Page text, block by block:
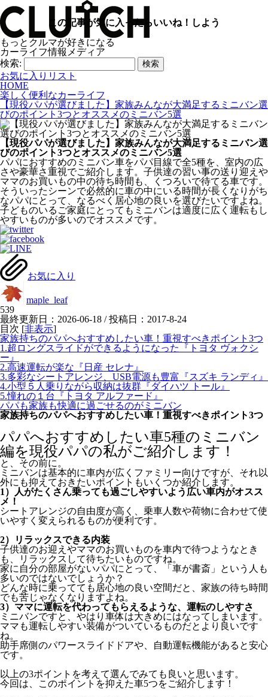
もっとクルマが好きになる
カーライフ情報メディア
検索:
お気に入りリスト
HOME
楽しく便利なカーライフ
【現役パパが選びました】家族みんなが大満足するミニバン選
びのポイント3つとオススメのミニバン5選
【現役パパが選びました】家族みんなが大満足するミニバン選
びのポイント3つとオススメのミニバン5選
パパにおすすめのミニバン車をパパ目線で全5種を、室内の広
さや豪華さ重視でご紹介します。子供達の習い事の送り迎えや
ママのお買いもの中の待ち時間も、くつろいで待てる車です。
そういったシーンで必然的に車の中にいる時間が長くなりがち
なパパにとって、なるべく居心地の良いを選びたいですよね。
子どものいるご家庭にとってもミニバンは適度に広く運転もし
やすいものが多いのでオススメです。
お気に入り
maple_leaf
539
最終更新日：2026-06-18 / 投稿日： 2017-8-24
目次 [非表示]
家族持ちのパパへおすすめしたい車！重視すべきポイント3つ
1.超ロングスライドができるようになった『トヨタ ヴォクシ
ー』
2.高速運転が楽な『日産 セレナ』
3.多彩なシートアレンジ、USB電源も豊富『スズキ ランディ』
4.小型５人乗りながら収納は抜群『ダイハツ トール』
5.憧れの１台『トヨタ アルファード』
パパも家族も快適に過ごせるのがミニバン
家族持ちのパパへおすすめしたい車！重視すべきポイント3つ
パパへおすすめしたい車5種のミニバン
編を現役パパの私がご紹介します！
と、その前に。
ミニバンは基本的に車内が広くファミリー向けですが、それ以
外にも抑えておきたいポイントもいくつか紹介します。
1）人がたくさん乗っても過ごしやすいよう広い車内がオスス
メ！
シートアレンジの自由度が高く、乗車人数や荷物に合わせて使
いやすく変えられるものが便利です。
2）リラックスできる内装
子供達のお迎えやママのお買いものを車内で待つようなとき
も、リラックスして待ちたいものですね。
家に自分の部屋がないパパにとって、「車が書斎」という人も
多いのではないでしょうか？
どんな時に乗ってても居心地の良い空間だと、家族の待ち時間
でも苦じゃなくなりますよね。
3）ママに運転を代わってもらえるような、運転のしやすさ
ミニバンですと、やはり車体は大きめにはなってしまいます。
ママも運転しやすい装備がついているものだとより良いです
ね。
助手席側のパワースライドドアや、自動運転機能があると安心
です。
以上の3ポイントを考えて選んでみても良いと思います。
今回は、このポイントを抑えた車5つをご紹介します！
この記事が気に入ったらいいね！しよう